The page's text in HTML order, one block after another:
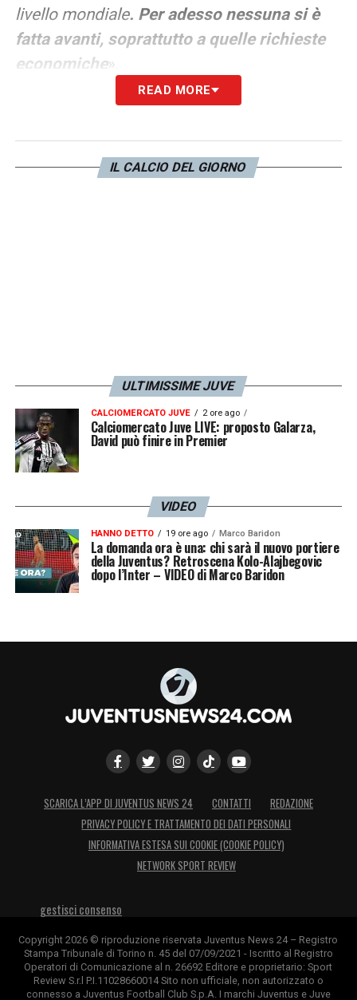
livello mondiale. Per adesso nessuna si è
fatta avanti, soprattutto a quelle richieste
economiche».
READ MORE
IL CALCIO DEL GIORNO
ULTIMISSIME JUVE
CALCIOMERCATO JUVE 2 ore ago
Calciomercato Juve LIVE: proposto Galarza,
David può finire in Premier
VIDEO
HANNO DETTO 19 ore ago Marco Baridon
La domanda ora è una: chi sarà il nuovo portiere
della Juventus? Retroscena Kolo-Alajbegovic
dopo l’Inter – VIDEO di Marco Baridon
SCARICA L’APP DI JUVENTUS NEWS 24 CONTATTI
REDAZIONE
PRIVACY POLICY E TRATTAMENTO DEI DATI PERSONALI
INFORMATIVA ESTESA SUI COOKIE (COOKIE POLICY)
NETWORK SPORT REVIEW
gestisci consenso
Copyright 2026 © riproduzione riservata Juventus News 24 – Registro
Stampa Tribunale di Torino n. 45 del 07/09/2021 - Iscritto al Registro
Operatori di Comunicazione al n. 26692 Editore e proprietario: Sport
Review S.r.l P.I.11028660014 Sito non ufficiale, non autorizzato o
connesso a Juventus Football Club S.p.A. I marchi Juventus e Juve